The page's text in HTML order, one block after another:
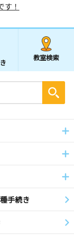
！
教室検索
手続き